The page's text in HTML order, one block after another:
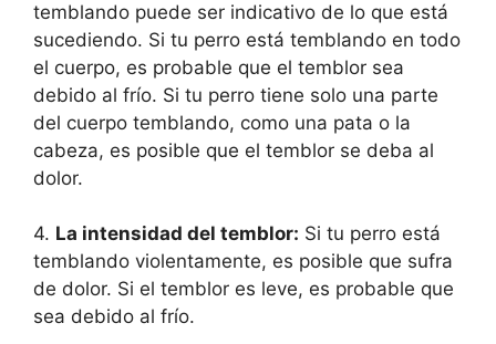
temblando puede ser indicativo de lo que está
sucediendo. Si tu perro está temblando en todo
el cuerpo, es probable que el temblor sea
debido al frío. Si tu perro tiene solo una parte
del cuerpo temblando, como una pata o la
cabeza, es posible que el temblor se deba al
dolor.
4. La intensidad del temblor: Si tu perro está
temblando violentamente, es posible que sufra
de dolor. Si el temblor es leve, es probable que
sea debido al frío.